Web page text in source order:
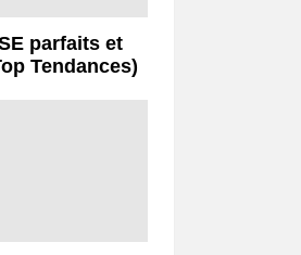
parfaits et
Tendances)